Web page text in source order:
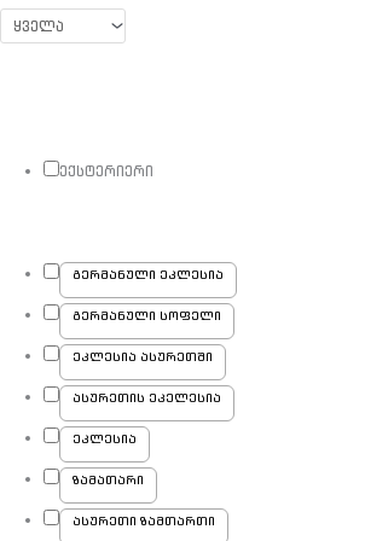
ექსტერიერი
გერმანული ეკლესია
გერმანული სოფელი
ეკლესია ასურეთში
ასურეთის ეკელესია
ეკლესია
ზამათარი
ასურეთი ზამთართი